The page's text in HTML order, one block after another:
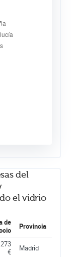
del
el vidrio
de
Provincia
€
Madrid